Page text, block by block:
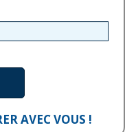
AVEC VOUS !